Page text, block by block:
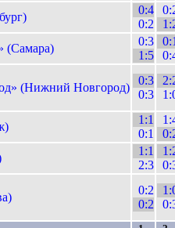
0:4
0:2
(Самара)
0:3
1:5
0:1
(Нижний Новгород)
0:3
0:3
1:1
0:1
1:1
2:3
0:2
0:2